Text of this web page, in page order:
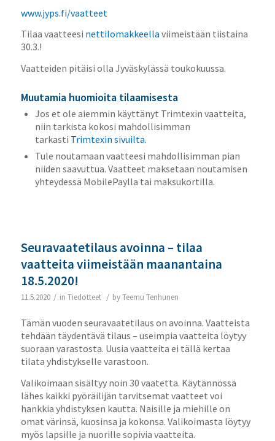
www.jyps.fi/vaatteet
Tilaa vaatteesi nettilomakkeella viimeistään tiistaina
30.3.!
Vaatteiden pitäisi olla Jyväskylässä toukokuussa.
Muutamia huomioita tilaamisesta
Jos et ole aiemmin käyttänyt Trimtexin vaatteita,
niin tarkista kokosi mahdollisimman
tarkasti Trimtexin sivuilta.
Tule noutamaan vaatteesi mahdollisimman pian
niiden saavuttua. Vaatteet maksetaan noutamisen
yhteydessä MobilePaylla tai maksukortilla.
Seuravaatetilaus avoinna – tilaa
vaatteita viimeistään maanantaina
18.5.2020!
11.5.2020 / in Tiedotteet / byTeemu Tenhunen
Tämän vuoden seuravaatetilaus on avoinna. Vaatteista
tehdään täydentävä tilaus – useimpia vaatteita löytyy
suoraan varastosta. Uusia vaatteita ei tällä kertaa
tilata yhdistykselle varastoon.
Valikoimaan sisältyy noin 30 vaatetta. Käytännössä
lähes kaikki pyöräilijän tarvitsemat vaatteet voi
hankkia yhdistyksen kautta. Naisille ja miehille on
omat värinsä, kuosinsa ja kokonsa. Valikoimasta löytyy
myös lapsille ja nuorille sopivia vaatteita.